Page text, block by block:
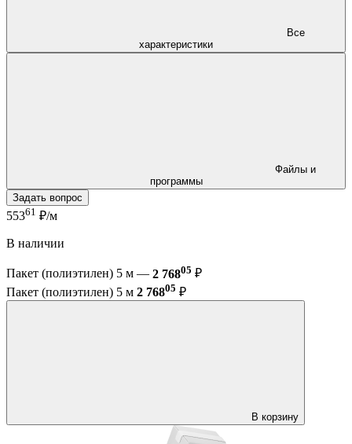
характеристики
программы
Задать вопрос
55361 ₽/м
В наличии
Пакет (полиэтилен) 5 м — 2 76805 ₽
Пакет (полиэтилен) 5 м 2 76805 ₽
В корзину